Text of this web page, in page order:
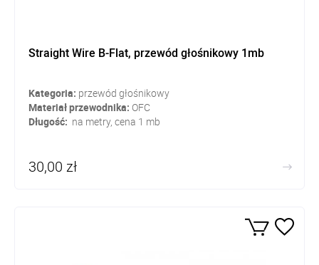
Straight Wire B-Flat, przewód głośnikowy 1mb
Kategoria: przewód głośnikowy
Materiał przewodnika: OFC
Długość: na metry, cena 1 mb
30,00 zł